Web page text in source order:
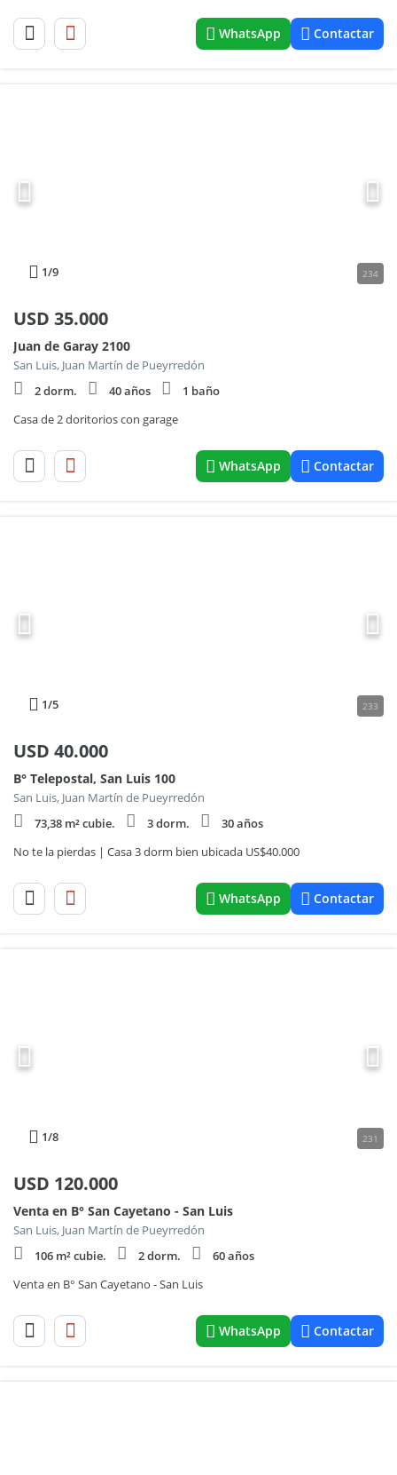
WhatsApp Contactar
1/9 234
USD 35.000
Juan de Garay 2100
San Luis, Juan Martín de Pueyrredón
2 dorm.
40 años
1 baño
Casa de 2 doritorios con garage
WhatsApp Contactar
1/5 233
USD 40.000
B° Telepostal, San Luis 100
San Luis, Juan Martín de Pueyrredón
73,38 m² cubie.
3 dorm.
30 años
No te la pierdas | Casa 3 dorm bien ubicada US$40.000
WhatsApp Contactar
1/8 231
USD 120.000
Venta en B° San Cayetano - San Luis
San Luis, Juan Martín de Pueyrredón
106 m² cubie.
2 dorm.
60 años
Venta en B° San Cayetano - San Luis
WhatsApp Contactar